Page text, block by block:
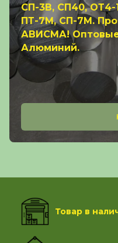
СП-3В, СП40, ОТ4-
ПТ-7М, СП-7М.
АВИСМА! Оптовые
Алюминий.
Товар в